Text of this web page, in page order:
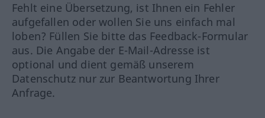
Fehlt eine Übersetzung, ist Ihnen ein Fehler
aufgefallen oder wollen Sie uns einfach mal
loben? Füllen Sie bitte das Feedback-Formular
aus. Die Angabe der E-Mail-Adresse ist
optional und dient gemäß unserem
Datenschutz nur zur Beantwortung Ihrer
Anfrage.